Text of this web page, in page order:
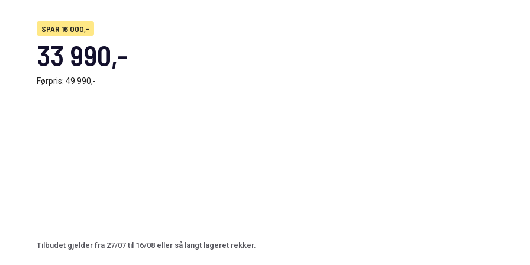
SPAR 16 000,-
33 990,-
Førpris: 49 990,-
Tilbudet gjelder fra 27/07 til 16/08 eller så langt lageret rekker.